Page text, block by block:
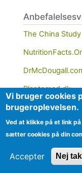
The China Study
Plantemad.dk
PCRM.org
Vi bruger cookies
brugeroplevelsen.
Ved at klikke på et link
sætter cookies på din
Accepter Nej tak